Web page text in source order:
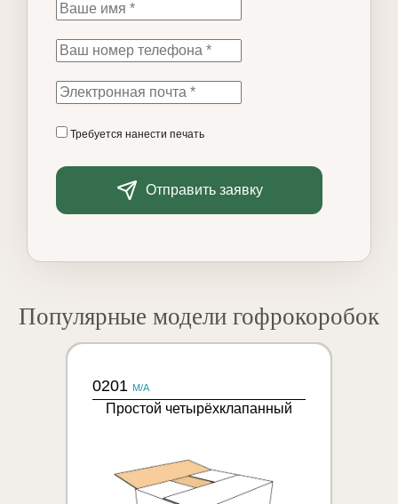
Требуется нанести печать
Отправить заявку
Популярные модели гофрокоробок
0201 M/A
Простой четырёхклапанный